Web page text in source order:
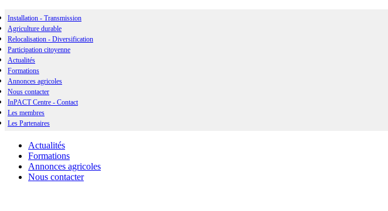
Installation - Transmission
Agriculture durable
Relocalisation - Diversification
Participation citoyenne
Actualités
Formations
Annonces agricoles
Nous contacter
InPACT Centre - Contact
Les membres
Les Partenaires
Actualités
Formations
Annonces agricoles
Nous contacter